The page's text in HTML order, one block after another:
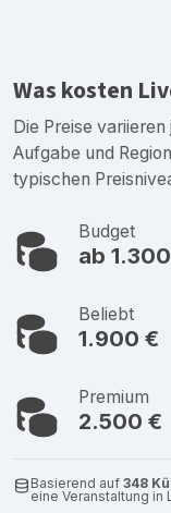
Was kosten
Die Preise
Aufgabe und
typischen
Budget
ab
Beliebt
1.900 €
Premium
2.500 €
Basierend auf 348
eine Veranstaltung